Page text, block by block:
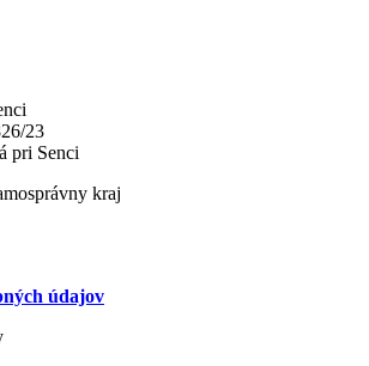
23
pri Senci
kraj
údajov